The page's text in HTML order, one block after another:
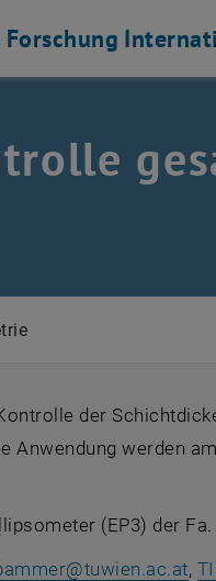
Forschung
der
werden
(EP3) der
@tuwien.ac.at,